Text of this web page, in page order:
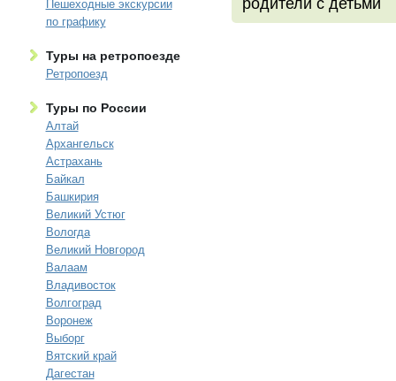
Пешеходные экскурсии
по графику
Туры на ретропоезде
Ретропоезд
Туры по России
Алтай
Архангельск
Астрахань
Байкал
Башкирия
Великий Устюг
Вологда
Великий Новгород
Валаам
Владивосток
Волгоград
Воронеж
Выборг
Вятский край
Дагестан
родители с детьми